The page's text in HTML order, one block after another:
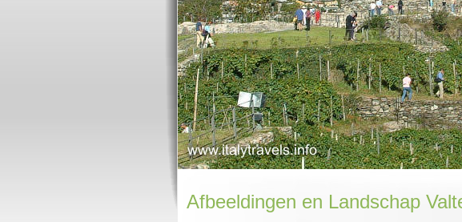
Afbeeldingen en Landschap